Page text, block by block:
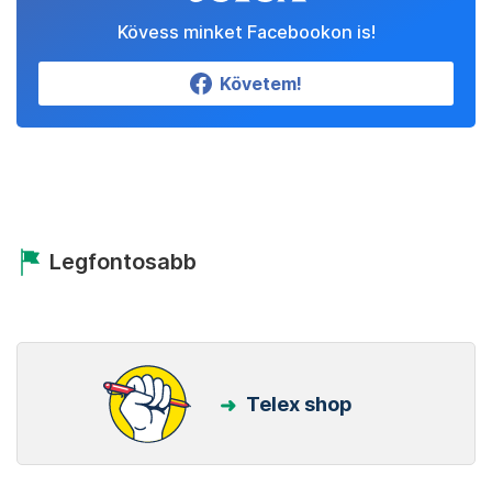
Kövess minket Facebookon is!
Követem!
Legfontosabb
Telex shop